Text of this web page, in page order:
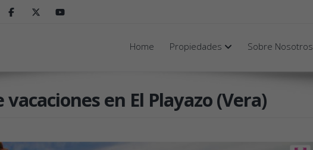
Home Propiedades Sobre Nosotros
en El Playazo (Vera)